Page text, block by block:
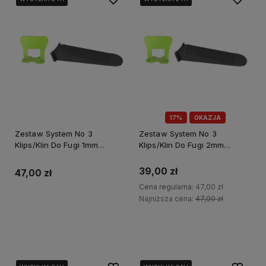
Zestaw System No 3
Klips/Klin Do Fugi 1mm
Perfect S-75230
47,00 zł
17% OKAZJA
Zestaw System No 3
Klips/Klin Do Fugi 2mm
Perfect S-75234
39,00 zł
Cena regularna: 47,00 zł
Najniższa cena: 47,00 zł